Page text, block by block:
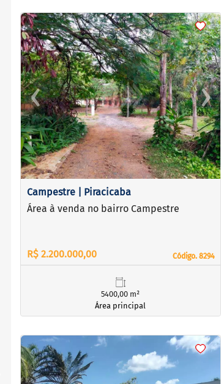
<<<<
‹Previous ›Next
Campestre | Piracicaba
Código. 8294
Código. 8294
Área à venda no bairro Campestre
R$ 2.200.000,00
5400,00 m²
Área principal
< << <